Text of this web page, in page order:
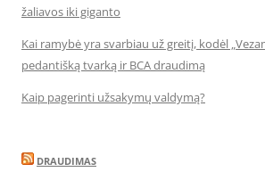
žaliavos iki giganto
Kai ramybė yra svarbiau už greitį, kodėl
pedantišką tvarką ir BCA draudimą
Kaip pagerinti užsakymų valdymą?
DRAUDIMAS